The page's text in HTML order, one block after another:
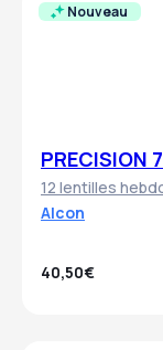
PRECISION
12 lentilles
Alcon
40,50€
Nouveau